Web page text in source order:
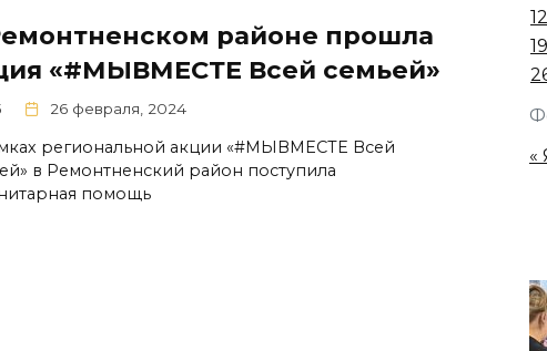
районе прошла
«#МЫВМЕСТЕ Всей семьей»
26 февраля, 2024
региональной акции «#МЫВМЕСТЕ Всей
в Ремонтненский район поступила
помощь
12
19
«